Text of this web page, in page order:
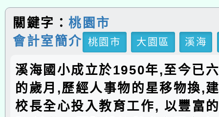
關鍵字：桃園市
會計室簡介 桃園市 大園區 溪海
溪海國小成立於1950年,至今已
的歲月,歷經人事物的星移物換,
校長全心投入教育工作, 以豐富